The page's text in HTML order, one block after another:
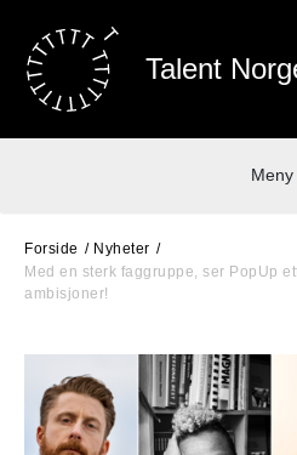
Talent
Meny
Forside
Nyheter
Med en sterk faggruppe, ser PopUp
ambisjoner!